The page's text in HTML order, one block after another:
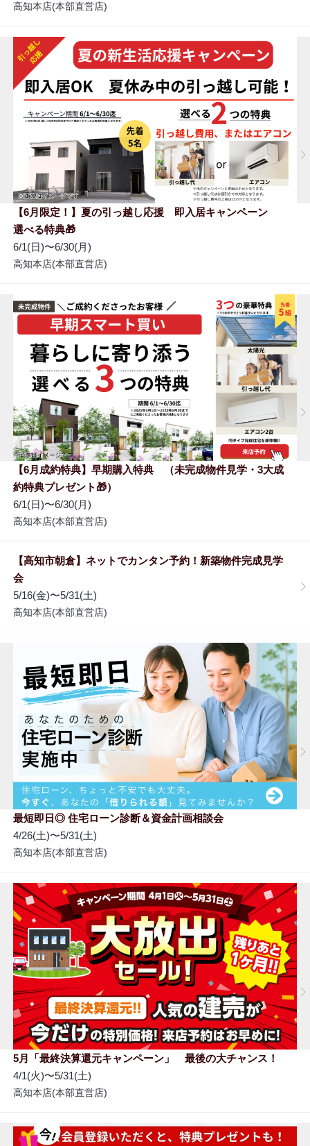
高知本店(本部直営店)
【6月限定！】夏の引っ越し応援 即入居キャンペーン
選べる特典🎁
6/1(日)〜6/30(月)
高知本店(本部直営店)
【6月成約特典】早期購入特典 （未完成物件見学・3大成
約特典プレゼント🎁）
6/1(日)〜6/30(月)
高知本店(本部直営店)
【高知市朝倉】ネットでカンタン予約！新築物件完成見学
会
5/16(金)〜5/31(土)
高知本店(本部直営店)
最短即日◎ 住宅ローン診断＆資金計画相談会
4/26(土)〜5/31(土)
高知本店(本部直営店)
5月「最終決算還元キャンペーン」 最後の大チャンス！
4/1(火)〜5/31(土)
高知本店(本部直営店)